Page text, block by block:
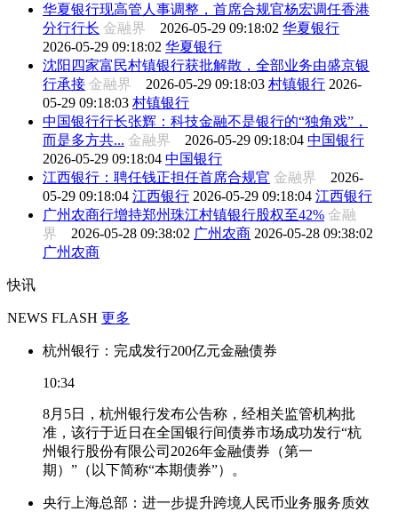
华夏银行现高管人事调整，首席合规官杨宏调任香港
分行行长 金融界 2026-05-29 09:18:02 华夏银行
2026-05-29 09:18:02 华夏银行
沈阳四家富民村镇银行获批解散，全部业务由盛京银
行承接 金融界 2026-05-29 09:18:03 村镇银行 2026-
05-29 09:18:03 村镇银行
中国银行行长张辉：科技金融不是银行的“独角戏”，
而是多方共... 金融界 2026-05-29 09:18:04 中国银行
2026-05-29 09:18:04 中国银行
江西银行：聘任钱正担任首席合规官 金融界 2026-
05-29 09:18:04 江西银行 2026-05-29 09:18:04 江西银行
广州农商行增持郑州珠江村镇银行股权至42% 金融
界 2026-05-28 09:38:02 广州农商 2026-05-28 09:38:02
广州农商
快讯
NEWS FLASH 更多
杭州银行：完成发行200亿元金融债券
10:34
8月5日，杭州银行发布公告称，经相关监管机构批
准，该行于近日在全国银行间债券市场成功发行“杭
州银行股份有限公司2026年金融债券（第一
期）”（以下简称“本期债券”）。
央行上海总部：进一步提升跨境人民币业务服务质效